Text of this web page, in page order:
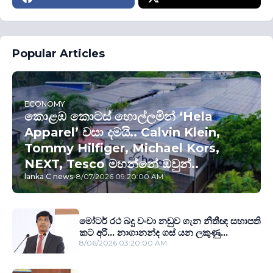
Popular Articles
ECONOMY
කොළඹ කොටස් හොල්ලමින් ‘Hela
Apparel’ වසා දමයි.. Calvin Klein,
Tommy Hilfiger, Michael Kors,
NEXT, Tesco මහන්නේ ඔවුන්..
lanka C news-8/07/2026 09:20:00 AM
මෝටර් රථ බදු වංචා නඩුව ගැන නීතීඥ සභාපති
කට අරී... නාගානන්ද ගස් යන ලකුණු...
8/06/2026 03:20:00 AM